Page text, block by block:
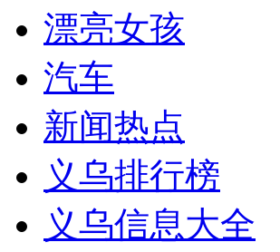
漂亮女孩
汽车
新闻热点
义乌排行榜
义乌信息大全